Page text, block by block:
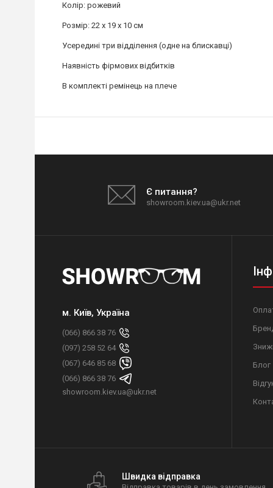
Колір: рожевий
Розмір: 22 x 19 x 10 см
Усередині три відділення (одне на блискавці)
Наявність фірмових відбитків
В комплекті ремінець на плече
Є питання?
showroom.kiev.ua@ukr.net
м. Київ, Україна
(066) 866 38 76
(097) 258 52 64
(067) 646 85 68
(066) 866 38 76
showroom.kiev.ua@ukr.net
Блог
Швидка відправка